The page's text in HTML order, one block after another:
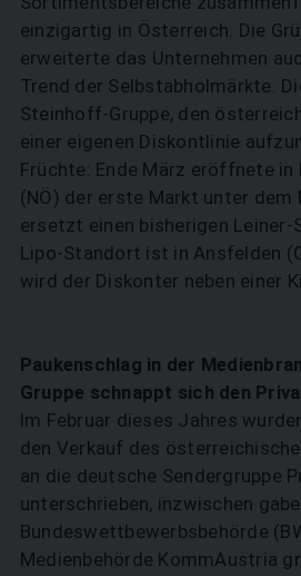
einzigartig in Österreich. Die
erweiterte das Unternehmen
Trend der Selbstabholmärkte.
Steinhoff-Gruppe, den
einer eigenen Diskontlinie
Früchte: Ende März eröffnete
(NÖ) der erste Markt unter dem
ersetzt einen bisherigen
Lipo-Standort ist in Ansfelden
wird der Diskonter neben einer
Paukenschlag in der
Gruppe schnappt sich den
Im Februar dieses Jahres
den Verkauf des
an die deutsche Sendergruppe
unterschrieben, inzwischen
Bundeswettbewerbsbehörde
Medienbehörde ­KommAustria